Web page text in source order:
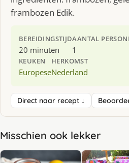
frambozen Edik.
BEREIDINGSTIJD
20 minuten
AANTAL
1
KEUKEN
Europese
HERKOMST
Nederland
Direct naar recept ↓
Misschien ook lekker